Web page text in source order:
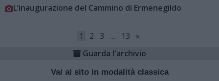
L’inaugurazione del Cammino di Ermenegildo
1 2 3 … 13
»
Guarda l'archivio
Vai al sito in modalità classica